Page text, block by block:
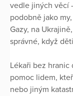
vedle jiných věcí
podobně jako
Gazy, na
správné, když
Lékaři bez hranic
pomoc lidem,
nebo jiným